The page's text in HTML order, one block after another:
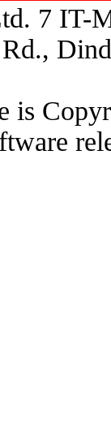
7 IT-
is